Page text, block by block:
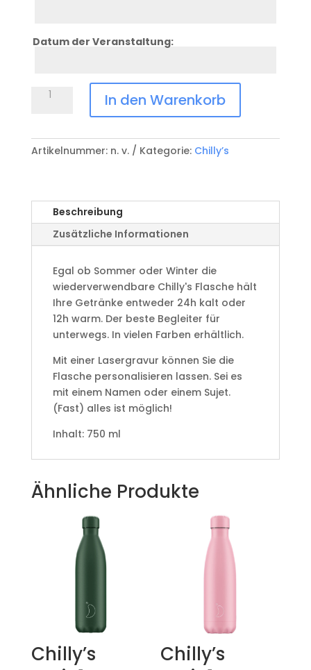
Datum der Veranstaltung:
Chilly's
0.75L
Monochrom
Grey
Menge
In den Warenkorb
Artikelnummer: n. v. Kategorie: Chilly’s
Beschreibung
Zusätzliche Informationen
Egal ob Sommer oder Winter die
wiederverwendbare Chilly's Flasche hält
Ihre Getränke entweder 24h kalt oder
12h warm. Der beste Begleiter für
unterwegs. In vielen Farben erhältlich.
Mit einer Lasergravur können Sie die
Flasche personalisieren lassen. Sei es
mit einem Namen oder einem Sujet.
(Fast) alles ist möglich!
Inhalt: 750 ml
Ähnliche Produkte
Chilly’s
Chilly’s